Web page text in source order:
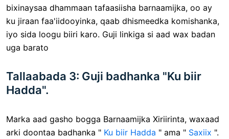
bixinaysaa dhammaan tafaasiisha barnaamijka, oo ay
ku jiraan faa'iidooyinka, qaab dhismeedka komishanka,
iyo sida loogu biiri karo. Guji linkiga si aad wax badan
uga barato
Tallaabada 3: Guji badhanka "Ku biir
Hadda".
Marka aad gasho bogga Barnaamijka Xiriirinta, waxaad
arki doontaa badhanka " Ku biir Hadda " ama " Saxiix ".